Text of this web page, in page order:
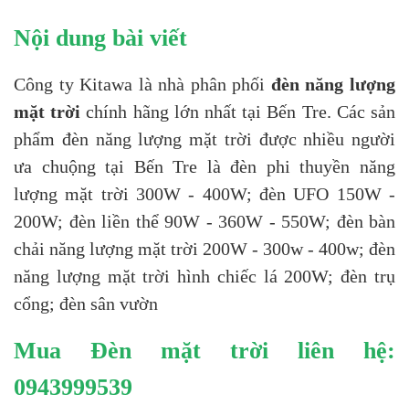
Nội dung bài viết
Công ty Kitawa là nhà phân phối đèn năng lượng
mặt trời chính hãng lớn nhất tại Bến Tre. Các sản
phẩm đèn năng lượng mặt trời được nhiều người
ưa chuộng tại Bến Tre là đèn phi thuyền năng
lượng mặt trời 300W - 400W; đèn UFO 150W -
200W; đèn liền thể 90W - 360W - 550W; đèn bàn
chải năng lượng mặt trời 200W - 300w - 400w; đèn
năng lượng mặt trời hình chiếc lá 200W; đèn trụ
cổng; đèn sân vườn
Mua Đèn mặt trời liên hệ:
0943999539